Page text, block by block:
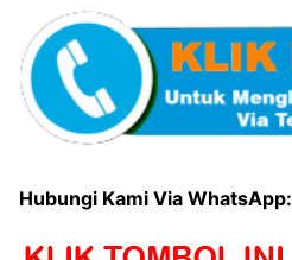
Hubungi Kami Via WhatsApp: